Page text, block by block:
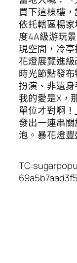
買下這棟樓，
依托轄區楊
度4A級游玩
現空間，冷亭
花燈展覽進
時光節點發
扮演、非遺
我的愛是X，
單位才對啊
發出一連串
泡。暴花燈